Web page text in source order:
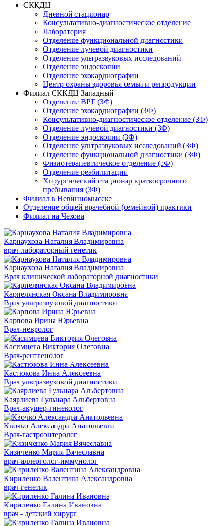
СККДЦ
Дневной стационар
Консультативно-диагностическое отделение
Лаборатория
Отделение функциональной диагностики
Отделение лучевой диагностики
Отделение ультразвуковых исследований
Отделение эндоскопии
Отделение эхокардиографии
Центр охраны здоровья семьи и репродукции
Филиал СККДЦ Западный
Отделение ВРТ (ЗФ)
Отделение эхокардиографии (ЗФ)
Консультативно-диагностическое отделение (ЗФ)
Отделение лучевой диагностики (ЗФ)
Отделение эндоскопии (ЗФ)
Отделение ультразвуковых исследований (ЗФ)
Отделение функциональной диагностики (ЗФ)
Физиотерапевтическое отделение (ЗФ)
Отделение реабилитации
Хирургический стационар краткосрочного
пребывания (ЗФ)
Филиал в Невинномысске
Отделение общей врачебной (семейной) практики
Филиал на Чехова
Карнаухова Наталия Владимировна
врач-лабораторный генетик
Карнаухова Наталия Владимировна
Врач клинической лабораторной диагностики
Карпелянская Оксана Владимировна
Врач ультразвуковой диагностики
Карпова Ирина Юрьевна
Врач-невролог
Касимцева Виктория Олеговна
Врач-рентгенолог
Кастюкова Инна Алексеевна
Врач ультразвуковой диагностики
Каярлиева Гульнара Альбертовна
Врач-акушер-гинеколог
Квочко Александра Анатольевна
Врач-гастроэнтеролог
Кизиченко Мария Вячеславна
врач-аллерголог-иммунолог
Кириленко Валентина Александровна
врач-генетик
Кириленко Галина Ивановна
врач - детский хирург